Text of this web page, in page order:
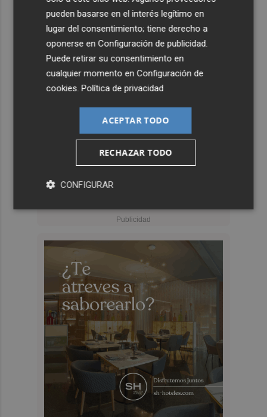
pueden basarse en el interés legítimo en
lugar del consentimiento; tiene derecho a
oponerse enConfiguración de publicidad.
Puede retirar su consentimiento en
cualquier momento enConfiguración de
cookies.Política de privacidad
ACEPTAR TODO
RECHAZAR TODO
CONFIGURAR